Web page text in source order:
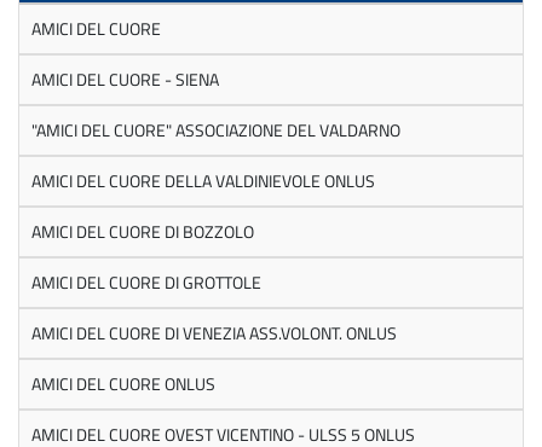
AMICI DEL CUORE
AMICI DEL CUORE - SIENA
"AMICI DEL CUORE" ASSOCIAZIONE DEL VALDARNO
AMICI DEL CUORE DELLA VALDINIEVOLE ONLUS
AMICI DEL CUORE DI BOZZOLO
AMICI DEL CUORE DI GROTTOLE
AMICI DEL CUORE DI VENEZIA ASS.VOLONT. ONLUS
AMICI DEL CUORE ONLUS
AMICI DEL CUORE OVEST VICENTINO - ULSS 5 ONLUS